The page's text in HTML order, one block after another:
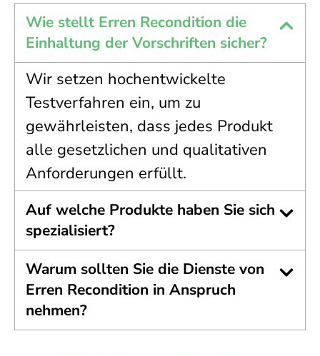
Wie stellt Erren Recondition die
Einhaltung der Vorschriften sicher?
Wir setzen hochentwickelte
Testverfahren ein, um zu
gewährleisten, dass jedes Produkt
alle gesetzlichen und qualitativen
Anforderungen erfüllt.
Auf welche Produkte haben Sie sich
spezialisiert?
Warum sollten Sie die Dienste von
Erren Recondition in Anspruch
nehmen?